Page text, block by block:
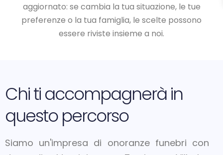
aggiornato: se cambia la tua situazione, le tue
preferenze o la tua famiglia, le scelte possono
essere riviste insieme a noi.
Chi ti accompagnerà in
questo percorso
Siamo un'impresa di onoranze funebri con